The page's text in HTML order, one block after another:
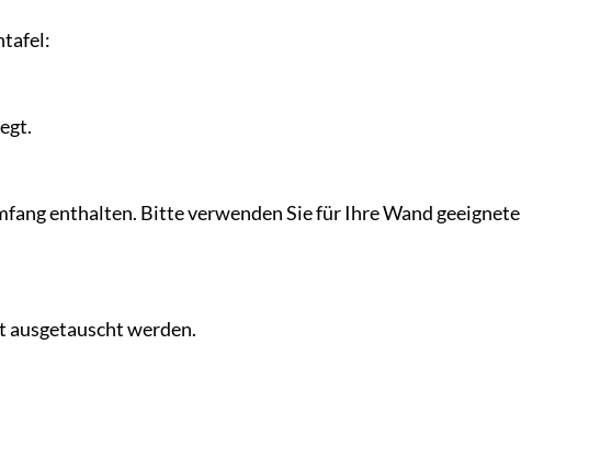
enthalten. Bitte verwenden Sie für Ihre Wand geeignete
werden.